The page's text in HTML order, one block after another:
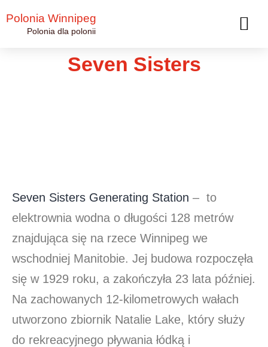
Polonia Winnipeg
Polonia dla polonii
Seven Sisters
Seven Sisters Generating Station – to
elektrownia wodna o długości 128 metrów
znajdująca się na rzece Winnipeg we
wschodniej Manitobie. Jej budowa rozpoczęła
się w 1929 roku, a zakończyła 23 lata później.
Na zachowanych 12-kilometrowych wałach
utworzono zbiornik Natalie Lake, który służy
do rekreacyjnego pływania łódką i